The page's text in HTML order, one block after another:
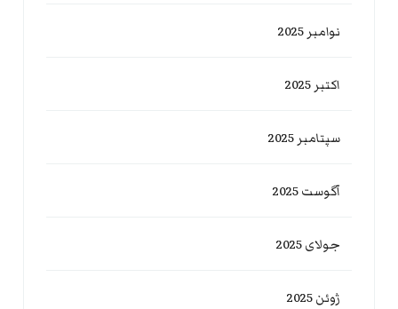
نوامبر 2025
اکتبر 2025
سپتامبر 2025
آگوست 2025
جولای 2025
ژوئن 2025